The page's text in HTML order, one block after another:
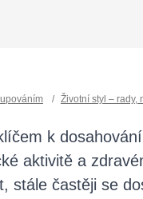
/ Životní styl – rady,
k
aktivitě a
stále častěji se